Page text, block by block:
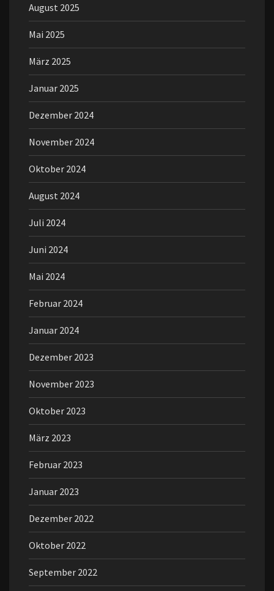
August 2025
Mai 2025
März 2025
Januar 2025
Dezember 2024
November 2024
Oktober 2024
August 2024
Juli 2024
Juni 2024
Mai 2024
Februar 2024
Januar 2024
Dezember 2023
November 2023
Oktober 2023
März 2023
Februar 2023
Januar 2023
Dezember 2022
Oktober 2022
September 2022